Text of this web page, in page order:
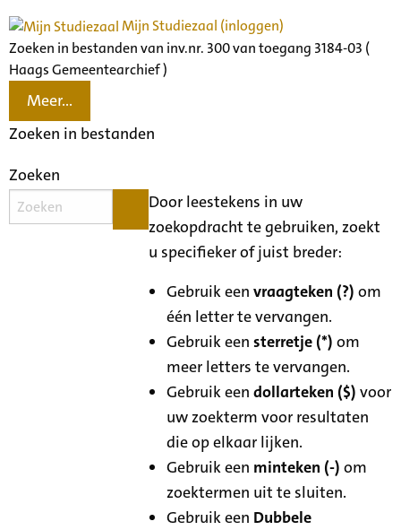
Mijn Studiezaal (inloggen)
Zoeken in bestanden van inv.nr. 300 van toegang 3184-03 (
Haags Gemeentearchief )
Meer...
Zoeken in bestanden
Zoeken
Door leestekens in uw
zoekopdracht te gebruiken, zoekt
u specifieker of juist breder:
Gebruik eenvraagteken (?) om
één letter te vervangen.
Gebruik eensterretje (*) om
meer letters te vervangen.
Gebruik eendollarteken ($) voor
uw zoekterm voor resultaten
die op elkaar lijken.
Gebruik een minteken (-) om
zoektermen uit te sluiten.
Gebruik een Dubbele